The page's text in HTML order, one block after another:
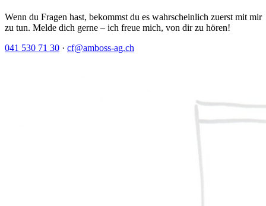
Wenn du Fragen hast, bekommst du es wahrscheinlich zuerst mit mir
zu tun. Melde dich gerne – ich freue mich, von dir zu hören!
041 530 71 30 · cf@amboss-ag.ch